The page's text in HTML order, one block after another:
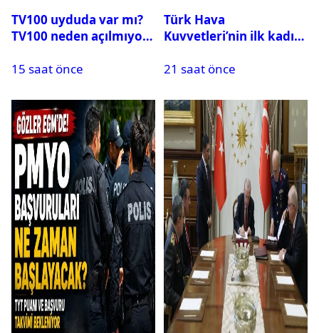
TV100 uyduda var mı?
TV100 neden açılmıyor?
15 saat önce
Türk Hava
Kuvvetleri’nin ilk kadın
Karapınar hakkında
ortaya çıktı
21 saat önce